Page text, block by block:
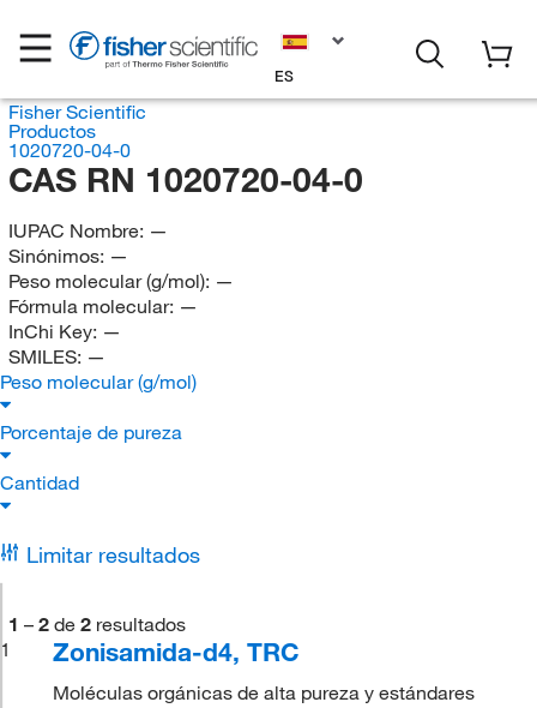
ES
Fisher Scientific
Productos
1020720-04-0
CAS RN 1020720-04-0
IUPAC Nombre: —
Sinónimos: —
Peso molecular (g/mol): —
Fórmula molecular: —
InChi Key: —
SMILES: —
Peso molecular (g/mol)
Porcentaje de pureza
Cantidad
Limitar resultados
1 – 2 de 2 resultados
1
Zonisamida-d4, TRC
Moléculas orgánicas de alta pureza y estándares